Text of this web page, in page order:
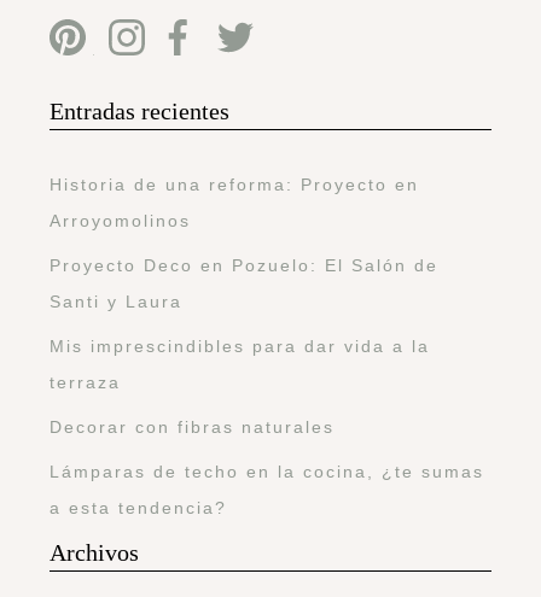
Entradas recientes
Historia de una reforma: Proyecto en
Arroyomolinos
Proyecto Deco en Pozuelo: El Salón de
Santi y Laura
Mis imprescindibles para dar vida a la
terraza
Decorar con fibras naturales
Lámparas de techo en la cocina, ¿te sumas
a esta tendencia?
Archivos